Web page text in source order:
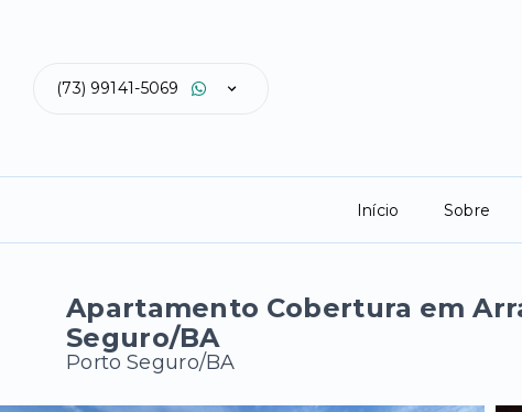
(73) 99141-5069
Início Sobre
Apartamento Cobertura em
Seguro/BA
Porto Seguro/BA